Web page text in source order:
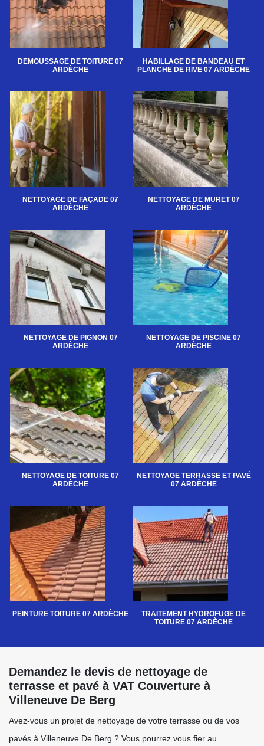
DEMOUSSAGE DE TOITURE 07
ARDÈCHE
HABILLAGE DE BANDEAU ET
PLANCHE DE RIVE 07 ARDÈCHE
NETTOYAGE DE FAÇADE 07
ARDÈCHE
NETTOYAGE DE MURET 07
ARDÈCHE
NETTOYAGE DE PIGNON 07
ARDÈCHE
NETTOYAGE DE PISCINE 07
ARDÈCHE
NETTOYAGE DE TOITURE 07
ARDÈCHE
NETTOYAGE TERRASSE ET PAVÉ
07 ARDÈCHE
PEINTURE TOITURE 07 ARDÈCHE
TRAITEMENT HYDROFUGE DE
TOITURE 07 ARDÈCHE
Demandez le devis de nettoyage de
terrasse et pavé à VAT Couverture à
Villeneuve De Berg
Avez-vous un projet de nettoyage de votre terrasse ou de vos
pavés à Villeneuve De Berg ? Vous pourrez vous fier au